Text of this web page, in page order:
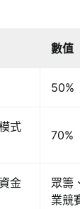
數值
50%
式
70%
金
眾籌
業競